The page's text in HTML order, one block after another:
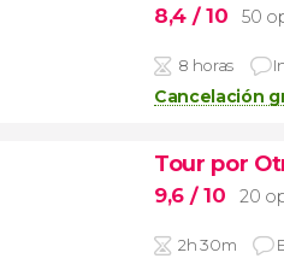
8,4 / 10 50
8 horas
Cancelación
Tour por
9,6 / 10 20
2h 30m